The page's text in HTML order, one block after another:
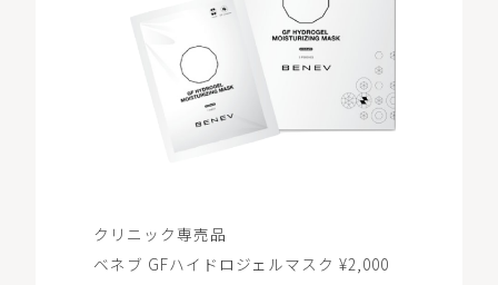
クリニック専売品
ベネブ GFハイドロジェルマスク ¥2,000